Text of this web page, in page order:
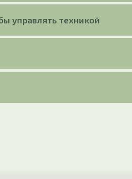
управлять техникой